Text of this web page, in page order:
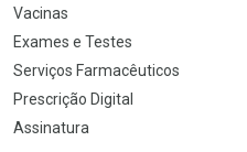
Vacinas
Exames e Testes
Serviços Farmacêuticos
Prescrição Digital
Assinatura